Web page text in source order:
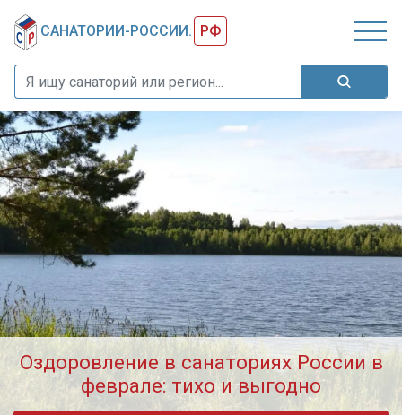
САНАТОРИИ-РОССИИ. РФ
Оздоровление в санаториях России в
феврале: тихо и выгодно